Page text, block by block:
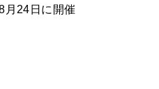
月24日に開催